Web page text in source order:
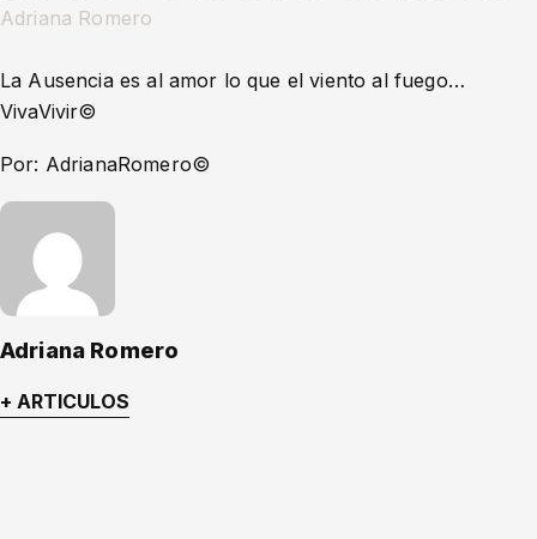
Adriana Romero
La Ausencia es al amor lo que el viento al fuego…
VivaVivir©️
Por: AdrianaRomero©️
Adriana Romero
+ ARTICULOS